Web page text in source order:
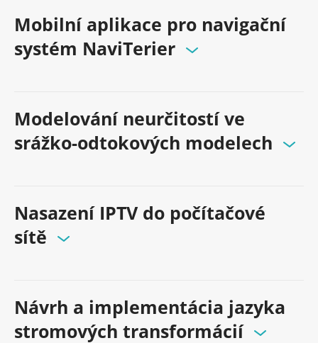
Mobilní aplikace pro navigační
systém NaviTerier
Modelování neurčitostí ve
srážko-odtokových modelech
Nasazení IPTV do počítačové
sítě
Návrh a implementácia jazyka
stromových transformácií